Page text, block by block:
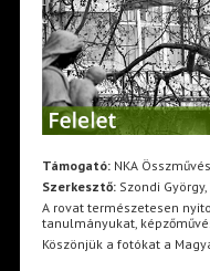
Támogató:NKA
Szerkesztő:Szondi
A rovat természetesen
tanulmányukat,
Köszönjük a fotókat a